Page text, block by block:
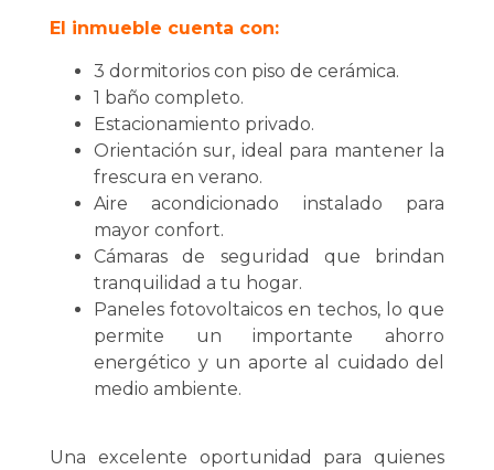
El inmueble cuenta con:
3 dormitorios con piso de cerámica.
1 baño completo.
Estacionamiento privado.
Orientación sur, ideal para mantener la
frescura en verano.
Aire acondicionado instalado para
mayor confort.
Cámaras de seguridad que brindan
tranquilidad a tu hogar.
Paneles fotovoltaicos en techos, lo que
permite un importante ahorro
energético y un aporte al cuidado del
medio ambiente.
Una excelente oportunidad para quienes